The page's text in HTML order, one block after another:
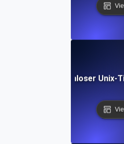
Kostenloser Unix-